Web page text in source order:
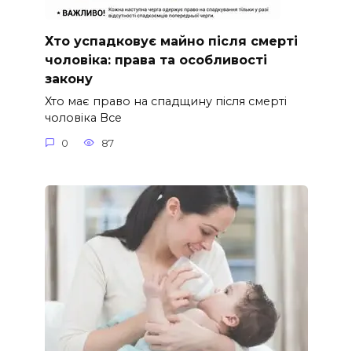
Хто успадковує майно після смерті
чоловіка: права та особливості
закону
Хто має право на спадщину після смерті
чоловіка Все
0 87